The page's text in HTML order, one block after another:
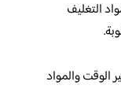
التغليف
الوقت والمواد